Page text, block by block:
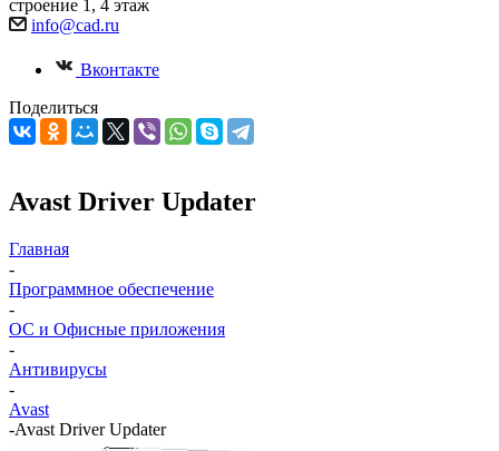
строение 1, 4 этаж
info@cad.ru
Вконтакте
Поделиться
Avast Driver Updater
Главная
-
Программное обеспечение
-
ОС и Офисные приложения
-
Антивирусы
-
Avast
-Avast Driver Updater